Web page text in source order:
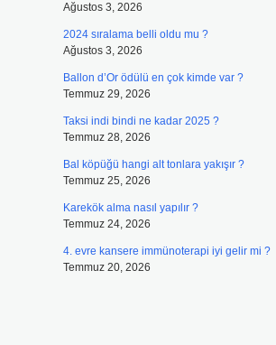
Ağustos 3, 2026
2024 sıralama belli oldu mu ?
Ağustos 3, 2026
Ballon d’Or ödülü en çok kimde var ?
Temmuz 29, 2026
Taksi indi bindi ne kadar 2025 ?
Temmuz 28, 2026
Bal köpüğü hangi alt tonlara yakışır ?
Temmuz 25, 2026
Karekök alma nasıl yapılır ?
Temmuz 24, 2026
4. evre kansere immünoterapi iyi gelir mi ?
Temmuz 20, 2026